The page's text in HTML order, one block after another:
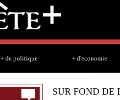
+ de politique + d'economie
SUR FOND DE